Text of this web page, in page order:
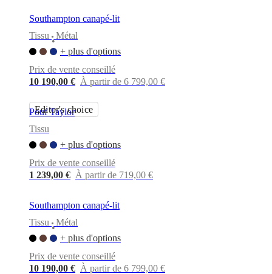
Southampton canapé-lit
Tissu
•
Métal
+ plus d'options
Prix de vente conseillé
10 190,00 € À partir de 6 799,00 €
Editor's choice
Pouf Taylor
Tissu
+ plus d'options
Prix de vente conseillé
1 239,00 € À partir de 719,00 €
Southampton canapé-lit
Tissu
•
Métal
+ plus d'options
Prix de vente conseillé
10 190,00 € À partir de 6 799,00 €